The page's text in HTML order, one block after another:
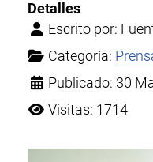
Detalles
Escrito por:
Categoría:
Publicado: 30
Visitas: 1714